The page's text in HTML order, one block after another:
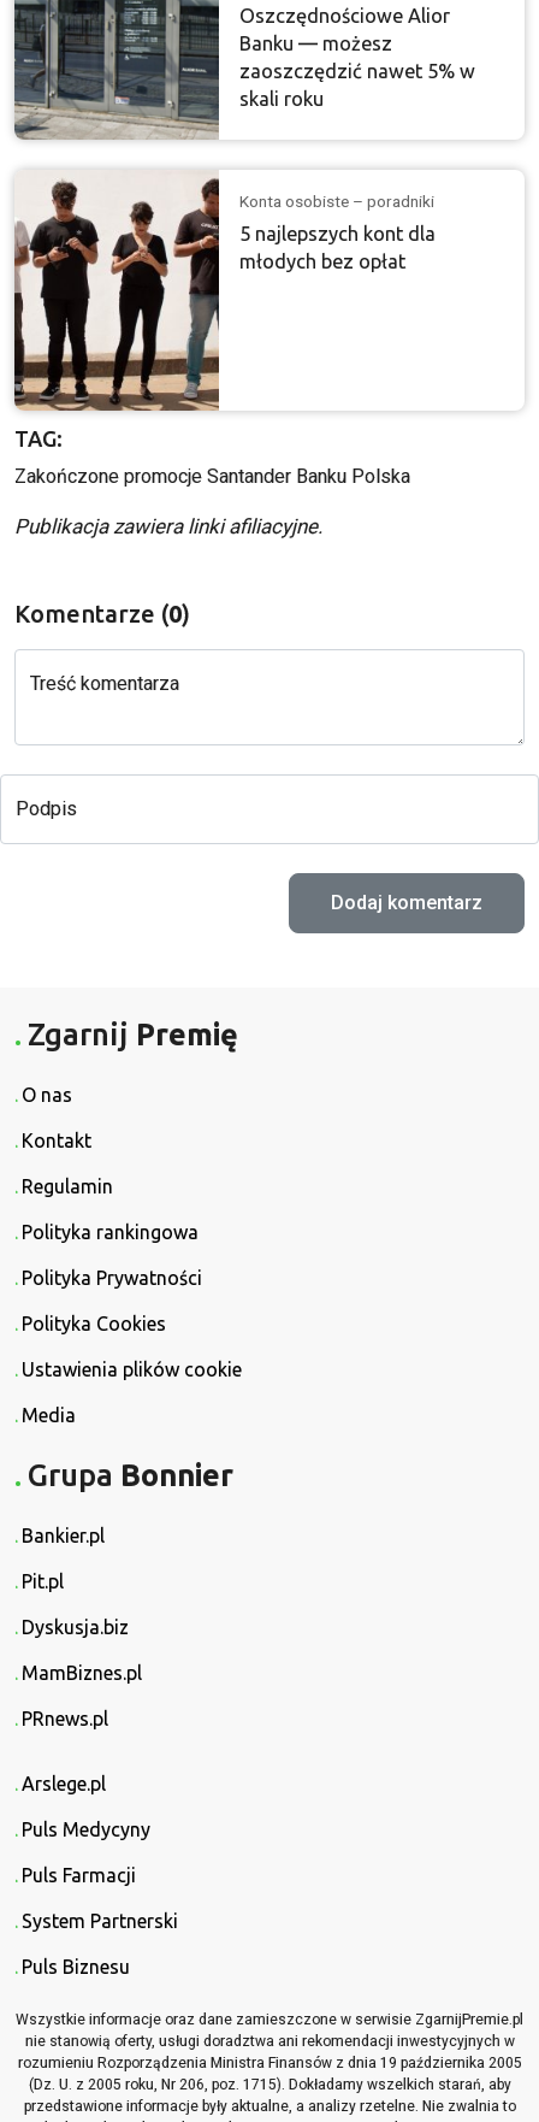
Oszczędnościowe Alior
Banku — możesz
zaoszczędzić nawet 5% w
skali roku
Konta osobiste – poradniki
5 najlepszych kont dla
młodych bez opłat
TAG:
Zakończone promocje Santander Banku Polska
Publikacja zawiera linki afiliacyjne.
Komentarze (0)
Treść komentarza
Podpis
Zgarnij Premię
O nas
Kontakt
Regulamin
Polityka rankingowa
Polityka Prywatności
Polityka Cookies
Ustawienia plików cookie
Media
Grupa Bonnier
Bankier.pl
Pit.pl
Dyskusja.biz
MamBiznes.pl
PRnews.pl
Arslege.pl
Puls Medycyny
Puls Farmacji
System Partnerski
Puls Biznesu
Wszystkie informacje oraz dane zamieszczone w serwisie ZgarnijPremie.pl
nie stanowią oferty, usługi doradztwa ani rekomendacji inwestycyjnych w
rozumieniu Rozporządzenia Ministra Finansów z dnia 19 października 2005
(Dz. U. z 2005 roku, Nr 206, poz. 1715). Dokładamy wszelkich starań, aby
przedstawione informacje były aktualne, a analizy rzetelne. Nie zwalnia to